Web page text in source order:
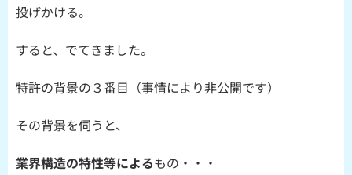
投げかける。
すると、でてきました。
特許の背景の３番目（事情により非公開です）
その背景を伺うと、
業界構造の特性等によるもの・・・